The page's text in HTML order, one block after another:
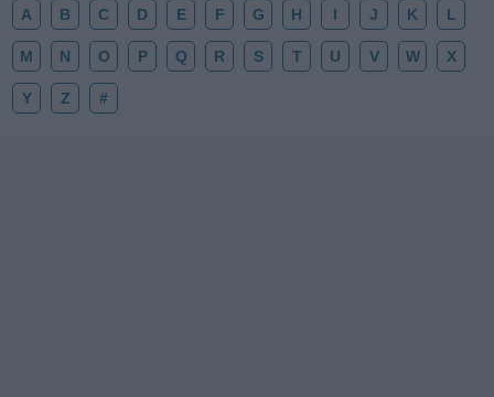
A B C D E F G H I J K L
M N O P Q R S T U V W X
Y Z #